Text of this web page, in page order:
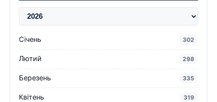
Січень 302
Лютий 298
Березень 335
Квітень 319